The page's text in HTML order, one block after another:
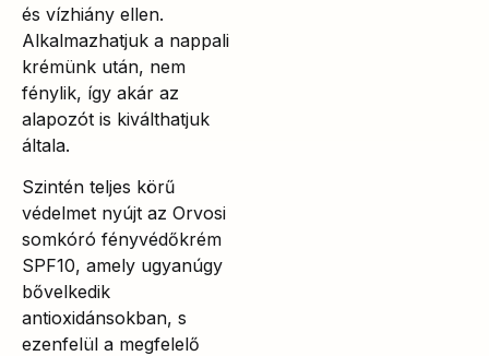
és vízhiány ellen.
Alkalmazhatjuk a nappali
krémünk után, nem
fénylik, így akár az
alapozót is kiválthatjuk
általa.
Szintén teljes körű
védelmet nyújt az Orvosi
somkóró fényvédőkrém
SPF10, amely ugyanúgy
bővelkedik
antioxidánsokban, s
ezenfelül a megfelelő